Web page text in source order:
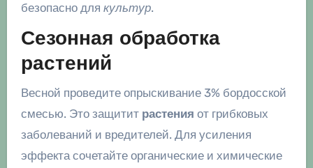
безопасно для культур.
Сезонная обработка
растений
Весной проведите опрыскивание 3% бордосской
смесью. Это защитит растения от грибковых
заболеваний и вредителей. Для усиления
эффекта сочетайте органические и химические